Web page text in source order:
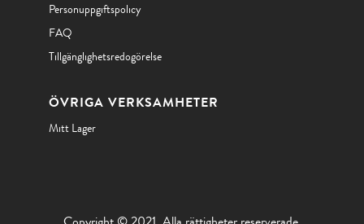
Personuppgiftspolicy
FAQ
Tillgänglighetsredogörelse
ÖVRIGA VERKSAMHETER
Mitt Lager